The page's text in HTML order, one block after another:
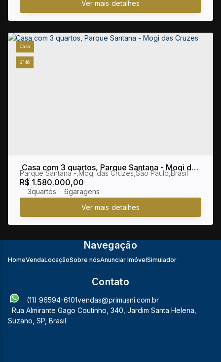
2146
Casa
Casa com 3 quartos, Parque Santana - Mogi das
Cruzes
R$ 1.580.000,00
Parque Santana ,Mogi das Cruzes,São Paulo,Brasil
3 6
Navegação
HomeVendaLocaçãoSobre nósAnunciar ImóvelSimulador
Contato
(11) 96594-6101vendas@primusni.com.br
Rua Almirante Gago Coutinho 340 Jardim Santa Helena
Suzano SP Brasil